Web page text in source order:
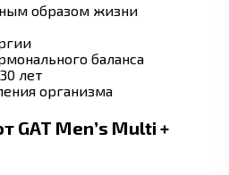
образом жизни
баланса
лет
организма
GAT Men’s Multi +